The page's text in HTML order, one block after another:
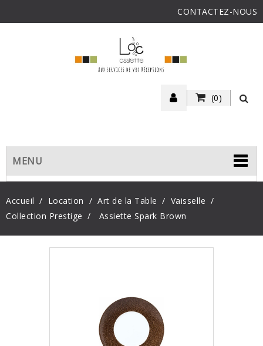
CONTACTEZ-NOUS
(0)
MENU
Accueil Location Art de la Table
Vaisselle
Collection Prestige
Assiette Spark Brown